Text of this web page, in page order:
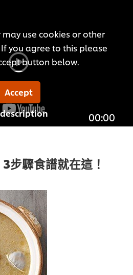
use cookies or other
you agree to this please
button below.
Accept
00:00
步驟食譜就在這！